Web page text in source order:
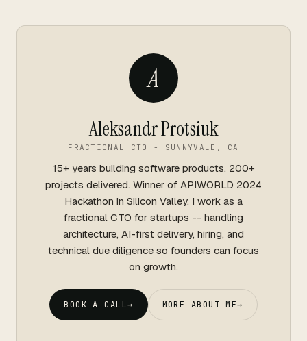
A
Aleksandr Protsiuk
FRACTIONAL CTO - SUNNYVALE, CA
15+ years building software products. 200+
projects delivered. Winner of APIWORLD 2024
Hackathon in Silicon Valley. I work as a
fractional CTO for startups -- handling
architecture, AI-first delivery, hiring, and
technical due diligence so founders can focus
on growth.
BOOK A CALL→ MORE ABOUT ME→